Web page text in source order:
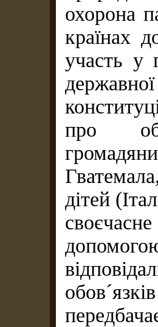
охорона
країнах
участь у
про
дітей